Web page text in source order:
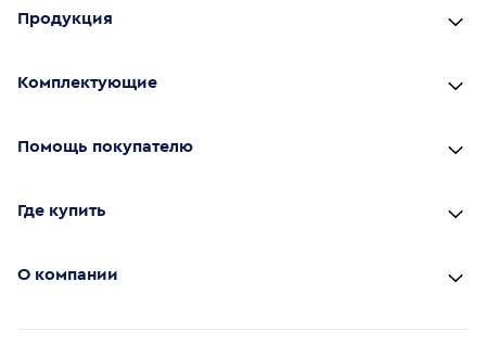
Продукция
Комплектующие
Помощь покупателю
Где купить
О компании